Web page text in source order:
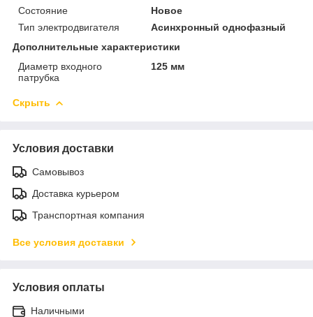
Состояние
Новое
Тип электродвигателя
Асинхронный однофазный
Дополнительные характеристики
Диаметр входного
патрубка
125 мм
Скрыть
Условия доставки
Самовывоз
Доставка курьером
Транспортная компания
Все условия доставки
Условия оплаты
Наличными